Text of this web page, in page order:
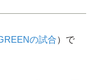
の試合）で